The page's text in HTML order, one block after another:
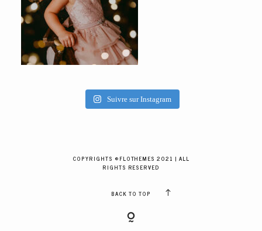
Suivre sur Instagram
COPYRIGHTS ©FLOTHEMES 2021 | ALL
RIGHTS RESERVED
BACK TO TOP
VOS MOTS D'AMOUR
BOH'AIME
GALERIES CLIENTS
RÉSERVER